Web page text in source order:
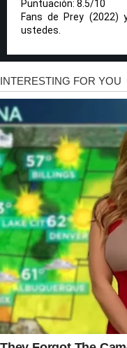
Puntuación: 8.5/10
Fans de Prey (2022)
ustedes.